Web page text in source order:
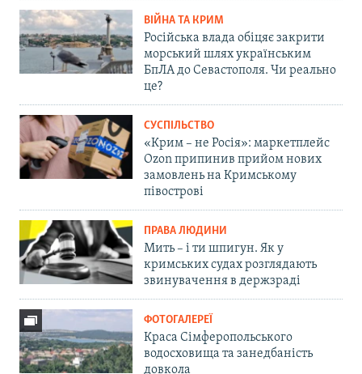
ВІЙНА ТА КРИМ
Російська влада обіцяє закрити
морський шлях українським
БпЛА до Севастополя. Чи реально
це?
СУСПІЛЬСТВО
«Крим – не Росія»: маркетплейс
Ozon припинив прийом нових
замовлень на Кримському
півострові
ПРАВА ЛЮДИНИ
Мить – і ти шпигун. Як у
кримських судах розглядають
звинувачення в держзраді
ФОТОГАЛЕРЕЇ
Краса Сімферопольського
водосховища та занедбаність
довкола